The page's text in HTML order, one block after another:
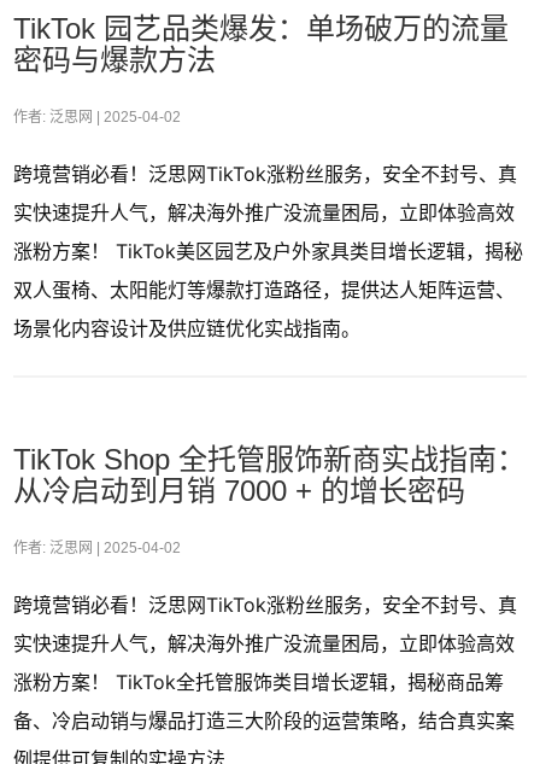
TikTok 园艺品类爆发：单场破万的流量
密码与爆款方法
作者: 泛思网 | 2025-04-02
跨境营销必看！泛思网TikTok涨粉丝服务，安全不封号、真
实快速提升人气，解决海外推广没流量困局，立即体验高效
涨粉方案！ TikTok美区园艺及户外家具类目增长逻辑，揭秘
双人蛋椅、太阳能灯等爆款打造路径，提供达人矩阵运营、
场景化内容设计及供应链优化实战指南。
TikTok Shop 全托管服饰新商实战指南：
从冷启动到月销 7000 + 的增长密码
作者: 泛思网 | 2025-04-02
跨境营销必看！泛思网TikTok涨粉丝服务，安全不封号、真
实快速提升人气，解决海外推广没流量困局，立即体验高效
涨粉方案！ TikTok全托管服饰类目增长逻辑，揭秘商品筹
备、冷启动销与爆品打造三大阶段的运营策略，结合真实案